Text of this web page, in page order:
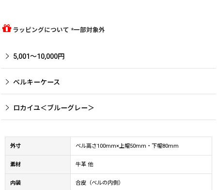
ラッピングについて *一部対象外
5,001〜10,000円
ベルキーケース
ロカイユ＜ブルーグレー＞
外寸 ベル高さ100mm×上幅50mm・下幅80mm
素材 牛革 他
内装 合皮（ベルの内側）